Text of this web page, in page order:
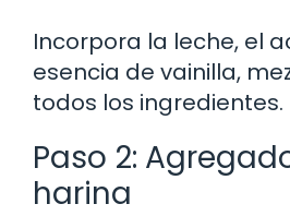
Incorpora la leche, el
esencia de vainilla,
todos los ingredientes.
Paso 2:
harina